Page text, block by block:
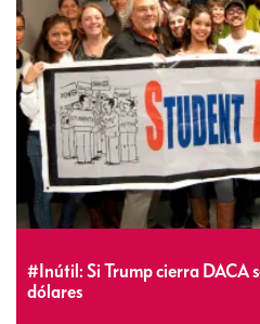
#Inútil: Si Trump cierra DACA
dólares